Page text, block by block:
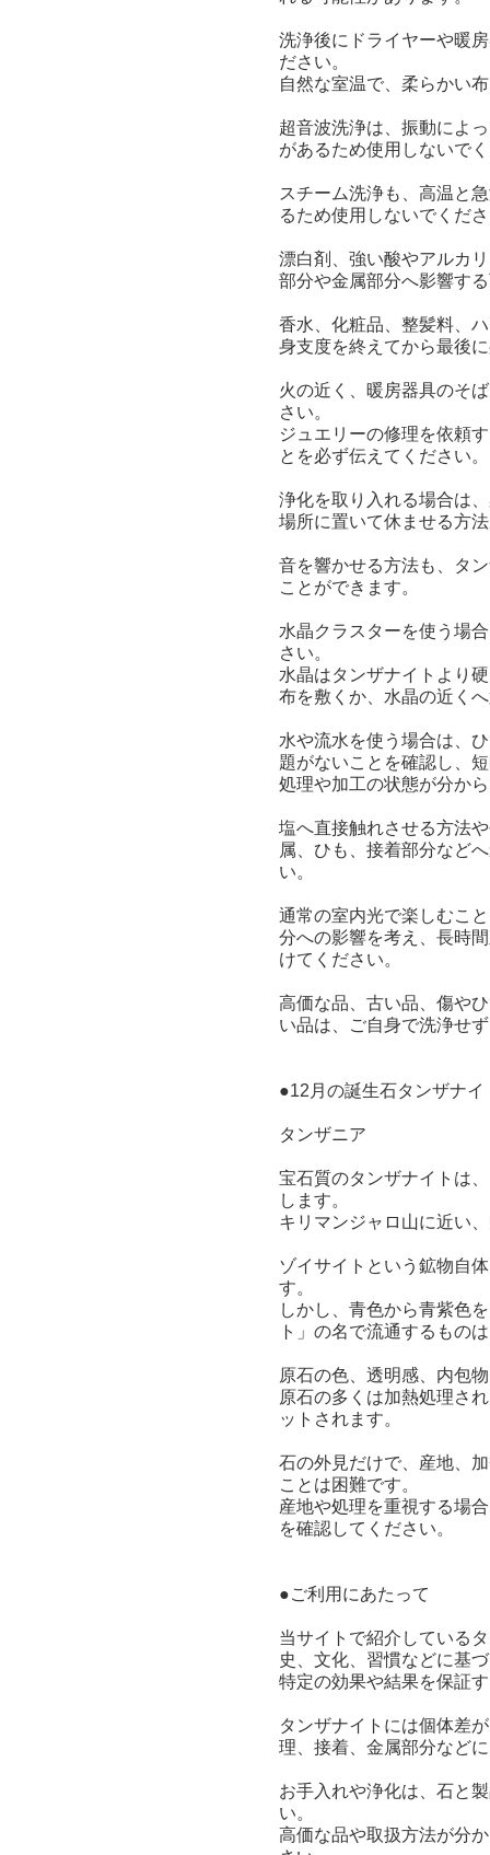
洗浄後にドライヤーや暖
ださい。
自然な室温で、柔らかい
超音波洗浄は、振動によ
があるため使用しないで
スチーム洗浄も、高温と
るため使用しないでくだ
漂白剤、強い酸やアルカ
部分や金属部分へ影響す
香水、化粧品、整髪料、
身支度を終えてから最後
火の近く、暖房器具のそ
さい。
ジュエリーの修理を依頼
とを必ず伝えてください。
浄化を取り入れる場合は
場所に置いて休ませる方
音を響かせる方法も、タ
ことができます。
水晶クラスターを使う場
さい。
水晶はタンザナイトより
布を敷くか、水晶の近く
水や流水を使う場合は、
題がないことを確認し、
処理や加工の状態が分か
塩へ直接触れさせる方法
属、ひも、接着部分など
い。
通常の室内光で楽しむこ
分への影響を考え、長時
けてください。
高価な品、古い品、傷や
い品は、ご自身で洗浄せ
●12月の誕生石タンザナイ
タンザニア
宝石質のタンザナイトは
します。
キリマンジャロ山に近い
ゾイサイトという鉱物自
す。
しかし、青色から青紫色
ト」の名で流通するもの
原石の色、透明感、内包
原石の多くは加熱処理さ
ットされます。
石の外見だけで、産地、
ことは困難です。
産地や処理を重視する場
を確認してください。
●ご利用にあたって
当サイトで紹介している
史、文化、習慣などに基
特定の効果や結果を保証
タンザナイトには個体差
理、接着、金属部分など
お手入れや浄化は、石と
い。
高価な品や取扱方法が分